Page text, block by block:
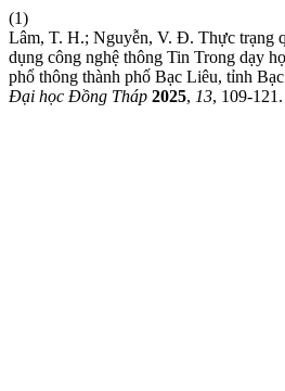
(1)
Lâm, T. H.; Nguyễn, V. Đ. Thực trạng
dụng công nghệ thông Tin Trong dạy
phổ thông thành phố Bạc Liêu, tỉnh
Đại học Đồng Tháp 2025, 13, 109-121.